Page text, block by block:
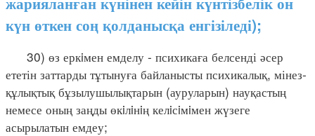
күн өткен соң қолданысқа енгізіледі);
30) өз еркiмен емделу - психикаға белсенді әсер
ететін заттарды тұтынуға байланысты психикалық, мінез-
құлықтық бұзылушылықтарын (ауруларын) науқастың
немесе оның заңды өкiлiнiң келiсiмiмен жүзеге
асырылатын емдеу;